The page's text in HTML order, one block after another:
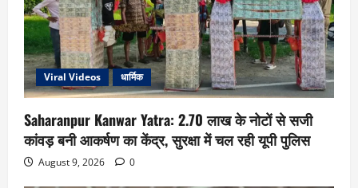
Viral Videos धार्मिक
Saharanpur Kanwar Yatra: 2.70 लाख के नोटों से सजी
कांवड़ बनी आकर्षण का केंद्र, सुरक्षा में चल रही यूपी पुलिस
August 9, 2026 0